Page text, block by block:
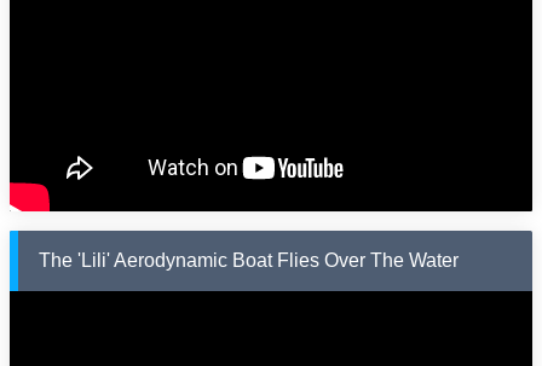
The 'Lili' Aerodynamic Boat Flies Over The Water